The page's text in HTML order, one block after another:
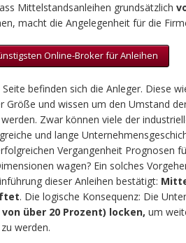
Mittelstandsanleihen grundsätzlich
macht die Angelegenheit für die
Online-Broker für Anleihen
befinden sich die Anleger. Diese
Größe und wissen um den Umstand
Zwar können viele der
und lange
Vergangenheit Prognosen
wagen? Ein solches
dieser Anleihen bestätigt:
. Die logische Konsequenz: Die
über 20 Prozent) locken, um
werden.